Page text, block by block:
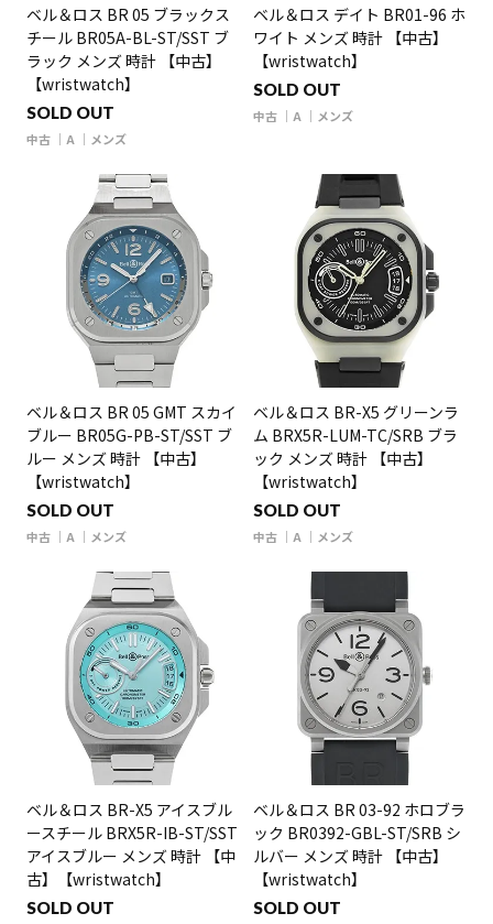
ベル＆ロス BR 05 ブラックス
チール BR05A-BL-ST/SST ブ
ラック メンズ 時計 【中古】
【wristwatch】
SOLD OUT
中古 A メンズ
ベル＆ロス デイト BR01-96 ホ
ワイト メンズ 時計 【中古】
【wristwatch】
SOLD OUT
中古 A メンズ
ベル＆ロス BR 05 GMT スカイ
ブルー BR05G-PB-ST/SST ブ
ルー メンズ 時計 【中古】
【wristwatch】
SOLD OUT
中古 A メンズ
ベル＆ロス BR-X5 グリーンラ
ム BRX5R-LUM-TC/SRB ブラ
ック メンズ 時計 【中古】
【wristwatch】
SOLD OUT
中古 A メンズ
ベル＆ロス BR-X5 アイスブル
ースチール BRX5R-IB-ST/SST
アイスブルー メンズ 時計 【中
古】【wristwatch】
SOLD OUT
ベル＆ロス BR 03-92 ホロブラ
ック BR0392-GBL-ST/SRB シ
ルバー メンズ 時計 【中古】
【wristwatch】
SOLD OUT